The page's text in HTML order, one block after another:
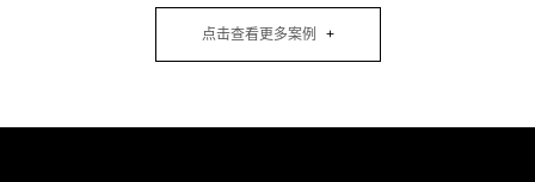
点击查看更多案例